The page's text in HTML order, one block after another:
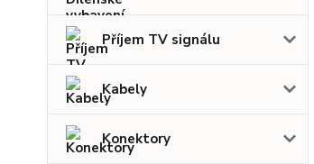
Příjem TV signálu
Kabely
Konektory